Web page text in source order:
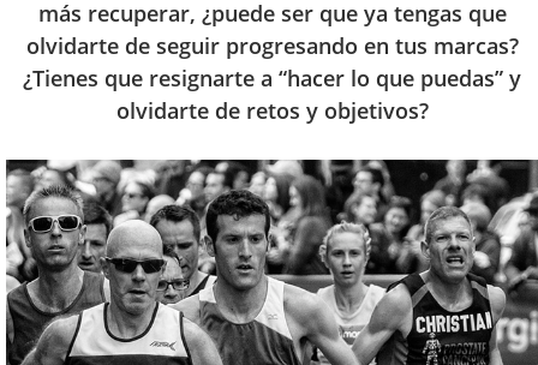
más recuperar, ¿puede ser que ya tengas que
olvidarte de seguir progresando en tus marcas?
¿Tienes que resignarte a “hacer lo que puedas” y
olvidarte de retos y objetivos?